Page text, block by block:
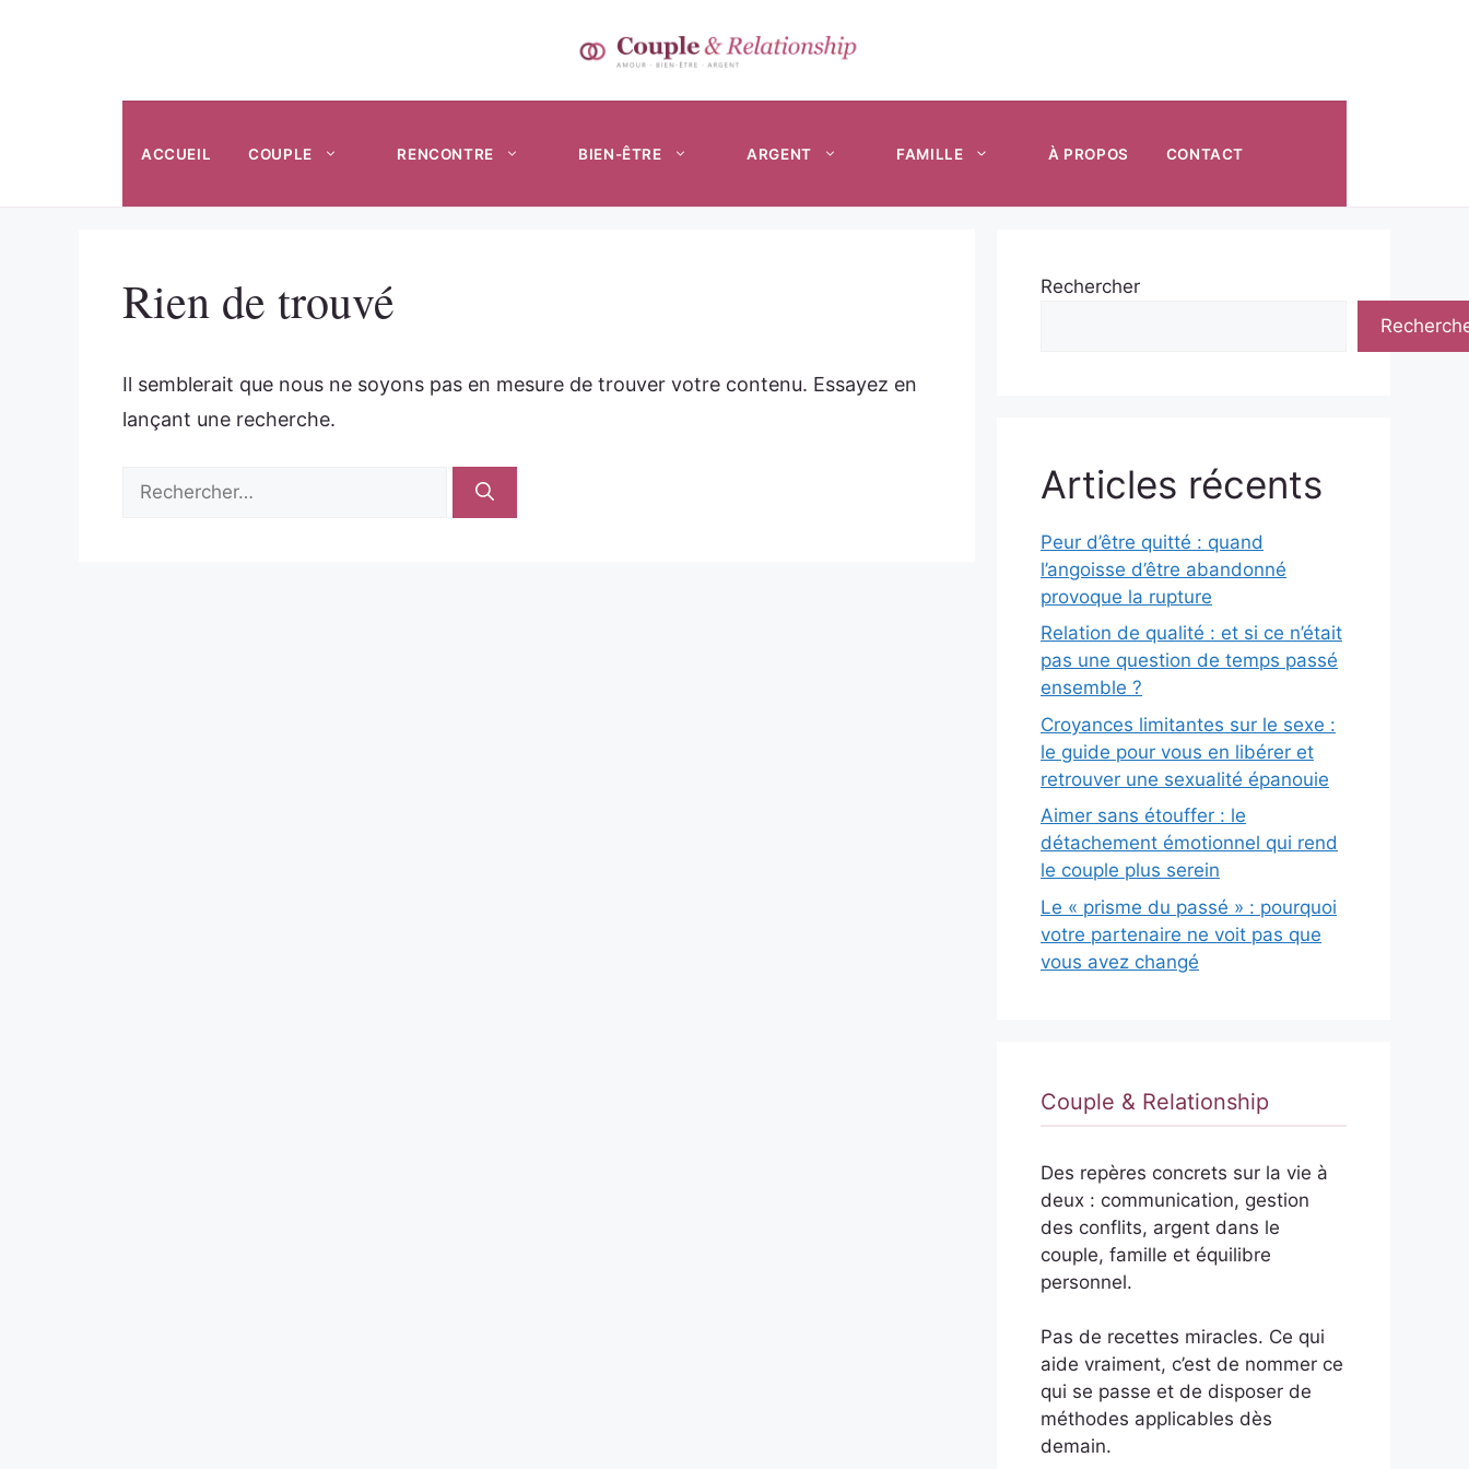
ACCUEIL COUPLE RENCONTRE BIEN-ÊTRE ARGENT FAMILLE À PROPOS CONTACT
Rien de trouvé
Il semblerait que nous ne soyons pas en mesure de trouver votre contenu. Essayez en
lançant une recherche.
Rechercher :
Rechercher
Articles récents
Peur d’être quitté : quand
l’angoisse d’être abandonné
provoque la rupture
Relation de qualité : et si ce n’était
pas une question de temps passé
ensemble ?
Croyances limitantes sur le sexe :
le guide pour vous en libérer et
retrouver une sexualité épanouie
Aimer sans étouffer : le
détachement émotionnel qui rend
le couple plus serein
Le « prisme du passé » : pourquoi
votre partenaire ne voit pas que
vous avez changé
Couple & Relationship
Des repères concrets sur la vie à
deux : communication, gestion
des conflits, argent dans le
couple, famille et équilibre
personnel.
Pas de recettes miracles. Ce qui
aide vraiment, c’est de nommer ce
qui se passe et de disposer de
méthodes applicables dès
demain.